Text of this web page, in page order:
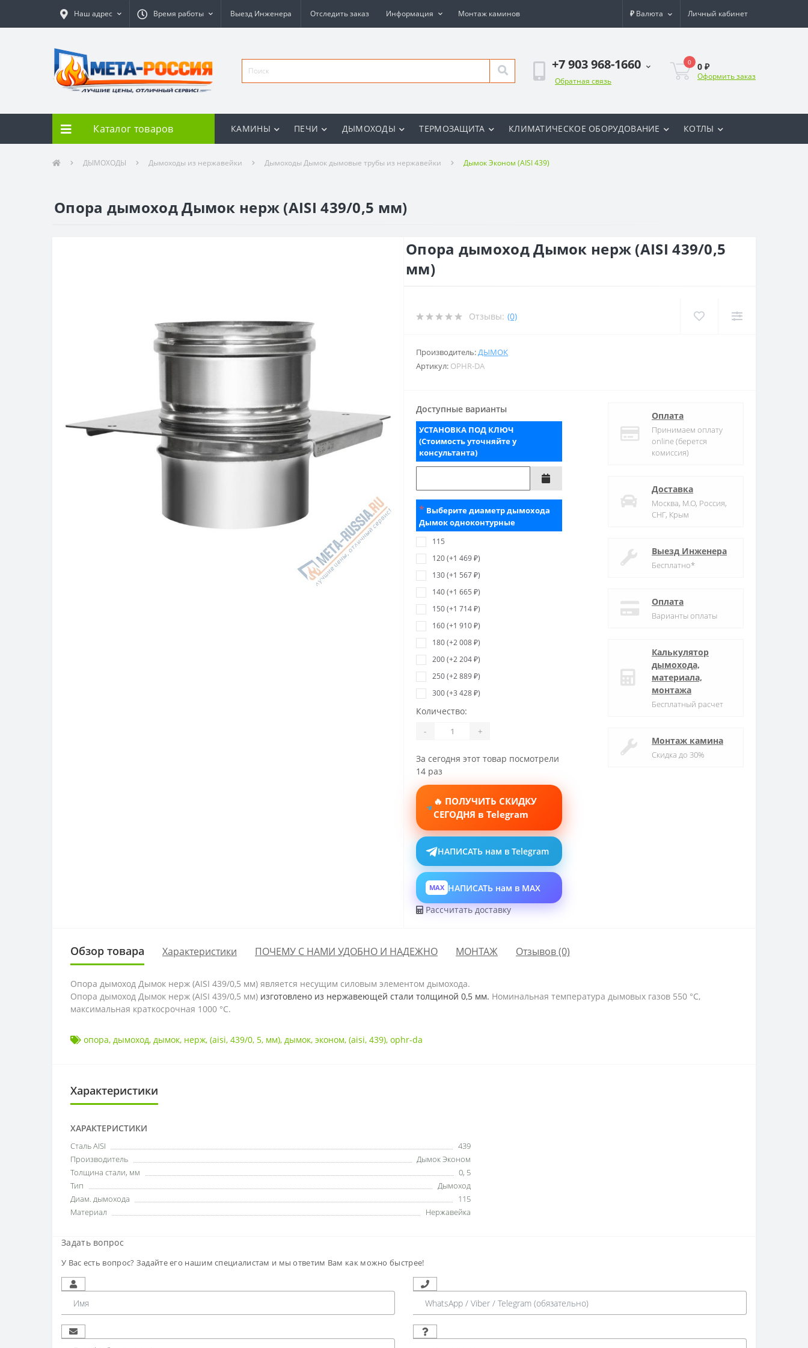
Наш адрес Время работы Выезд Инженера Отследить заказ Информация Монтаж каминов ₽ Валюта Личный кабинет
+7 903 968-1660
Обратная связь
0 0 ₽
Оформить заказ
Каталог товаров КАМИНЫ ПЕЧИ ДЫМОХОДЫ ТЕРМОЗАЩИТА КЛИМАТИЧЕСКОЕ ОБОРУДОВАНИЕ КОТЛЫ
ДЫМОХОДЫ Дымоходы из нержавейки Дымоходы Дымок дымовые трубы из нержавейки Дымок Эконом (AISI 439)
Опора дымоход Дымок нерж (AISI 439/0,5 мм)
Опора дымоход Дымок нерж (AISI 439/0,5
мм)
Отзывы: (0)
Производитель:ДЫМОК
Артикул: OPHR-DA
Доступные варианты
УСТАНОВКА ПОД КЛЮЧ
(Стоимость уточняйте у
консультанта)
* Выберите диаметр дымохода
Дымок одноконтурные
115
120 (+1 469 ₽)
130 (+1 567 ₽)
140 (+1 665 ₽)
150 (+1 714 ₽)
160 (+1 910 ₽)
180 (+2 008 ₽)
200 (+2 204 ₽)
250 (+2 889 ₽)
300 (+3 428 ₽)
Количество:
- +
За сегодня этот товар посмотрели
14 раз
🔥 ПОЛУЧИТЬ СКИДКУ
СЕГОДНЯ в Telegram
НАПИСАТЬ нам в Telegram
MAX НАПИСАТЬ нам в MAX
Рассчитать доставку
Оплата
Принимаем оплату
online (берется
комиссия)
Доставка
Москва, М.О, Россия,
СНГ, Крым
Выезд Инженера
Бесплатно*
Оплата
Варианты оплаты
Калькулятор
дымохода,
материала,
монтажа
Бесплатный расчет
Монтаж камина
Скидка до 30%
Обзор товара Характеристики ПОЧЕМУ С НАМИ УДОБНО И НАДЕЖНО МОНТАЖ Отзывов (0)
Опора дымоход Дымок нерж (AISI 439/0,5 мм) является несущим силовым элементом дымохода.
Опора дымоход Дымок нерж (AISI 439/0,5 мм) изготовлено из нержавеющей стали толщиной 0,5 мм. Номинальная температура дымовых газов 550 °C,
максимальная краткосрочная 1000 °C.
опора, дымоход, дымок, нерж, (aisi, 439/0, 5, мм), дымок, эконом, (aisi, 439), ophr-da
Характеристики
ХАРАКТЕРИСТИКИ
Сталь AISI
439
Производитель
Дымок Эконом
Толщина стали, мм
0, 5
Тип
Дымоход
Диам. дымохода
115
Материал
Нержавейка
Задать вопрос
У Вас есть вопрос? Задайте его нашим специалистам и мы ответим Вам как можно быстрее!